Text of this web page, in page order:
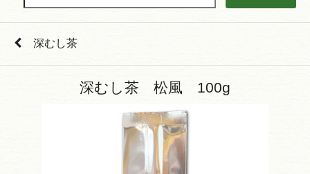
深むし茶
深むし茶 松風 100g